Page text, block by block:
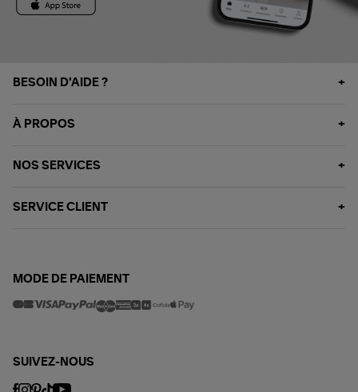
BESOIN D'AIDE ?
À PROPOS
NOS SERVICES
SERVICE CLIENT
MODE DE PAIEMENT
SUIVEZ-NOUS